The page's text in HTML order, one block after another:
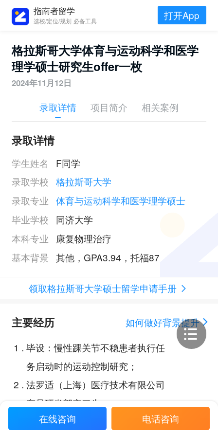
指南者留学
选校/定位/规划 必备工具 打开App
格拉斯哥大学体育与运动科学和医学
理学硕士研究生offer一枚
2024年11月12日
录取详情 项目简介 相关案例
录取详情
学生姓名
F同学
录取学校 格拉斯哥大学
录取专业 体育与运动科学和医学理学硕士
毕业学校
同济大学
本科专业
康复物理治疗
基本背景 其他，GPA3.94，托福87
领取格拉斯哥大学硕士留学申请手册
主要经历
如何做好背景提升
1 . 毕设：慢性踝关节不稳患者执行任
务启动时的运动控制研究；
2 . 法罗适（上海）医疗技术有限公司
产品研发部实习生；
上海阳光康复中心骨科 心肺科 神
在线咨询 电话咨询